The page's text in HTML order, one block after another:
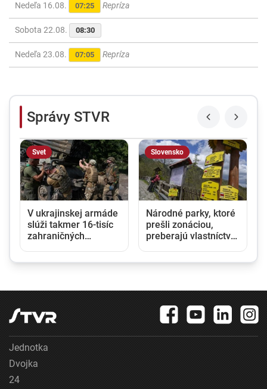
Nedeľa 16.08. 07:25 Repríza
Sobota 22.08. 08:30
Nedeľa 23.08. 07:05 Repríza
Správy STVR
Svet
V ukrajinskej armáde
slúži takmer 16-tisíc
zahraničných
Slovensko
Národné parky, ktoré
prešli zonáciou,
preberajú vlastníctvo
Jednotka
Dvojka
24